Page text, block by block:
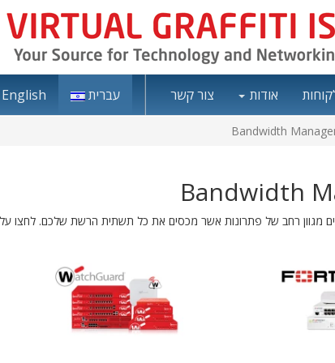
אודות צור קשר עברית English
Bandwidth
Bandwidth
מגוון רחב של פתרונות אשר מכסים את כל תשתית הרשת שלכם. לחצו על